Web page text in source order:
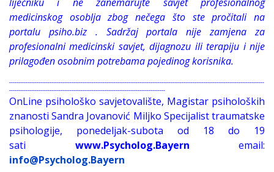
medicinskog osoblja zbog nečega što ste pročitali na
portalu psiho.biz . Sadržaj portala nije zamjena za
profesionalni medicinski savjet, dijagnozu ili terapiju i nije
prilagođen osobnim potrebama pojedinog korisnika.
-------------------------------------------------------------------------------------------------------------------------------------------
-------------------------------------------------------------------------------------
OnLine psihološko savjetovalište, Magistar psiholoških
znanosti Sandra Jovanović Miljko Specijalist traumatske
psihologije, ponedeljak-subota od 18 do 19
sati www.Psycholog.Bayern email:
info@Psycholog.Bayern